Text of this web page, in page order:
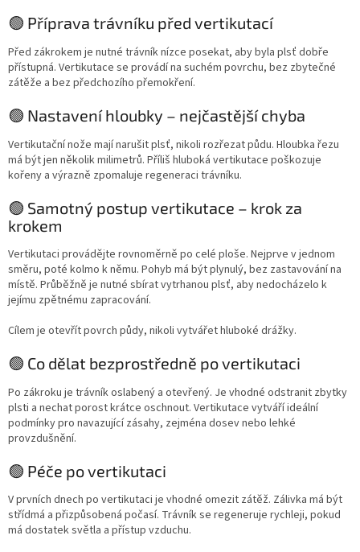
🟢 Příprava trávníku před vertikutací
Před zákrokem je nutné trávník nízce posekat, aby byla plsť dobře
přístupná. Vertikutace se provádí na suchém povrchu, bez zbytečné
zátěže a bez předchozího přemokření.
🟢 Nastavení hloubky – nejčastější chyba
Vertikutační nože mají narušit plsť, nikoli rozřezat půdu. Hloubka řezu
má být jen několik milimetrů. Příliš hluboká vertikutace poškozuje
kořeny a výrazně zpomaluje regeneraci trávníku.
🟢 Samotný postup vertikutace – krok za
krokem
Vertikutaci provádějte rovnoměrně po celé ploše. Nejprve v jednom
směru, poté kolmo k němu. Pohyb má být plynulý, bez zastavování na
místě. Průběžně je nutné sbírat vytrhanou plsť, aby nedocházelo k
jejímu zpětnému zapracování.
Cílem je otevřít povrch půdy, nikoli vytvářet hluboké drážky.
🟢 Co dělat bezprostředně po vertikutaci
Po zákroku je trávník oslabený a otevřený. Je vhodné odstranit zbytky
plsti a nechat porost krátce oschnout. Vertikutace vytváří ideální
podmínky pro navazující zásahy, zejména dosev nebo lehké
provzdušnění.
🟢 Péče po vertikutaci
V prvních dnech po vertikutaci je vhodné omezit zátěž. Zálivka má být
střídmá a přizpůsobená počasí. Trávník se regeneruje rychleji, pokud
má dostatek světla a přístup vzduchu.